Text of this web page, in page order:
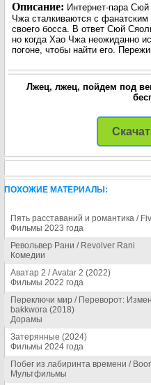
Описание: Интернет-пара
Чжа сталкиваются с
своего босса. В ответ Сюй
но когда Хао Чжа неожиданно
погоне, чтобы найти его.
Лжец, лжец, пойдем под
ПОХОЖИЕ МАТЕРИАЛЫ:
Пять расставаний и романтика /
Фильмы 2023 года
Револьвер Рани / Revolver Rani
Комедии
Аватар 2 / Avatar 2 (2022)
Фильмы 2022 года
Переключи мир / Переворот:
bakkwora (2018)
Дорамы
Затерянные (2024)
Фильмы 2024 года
Побег из лабиринта времени /
Мультфильмы